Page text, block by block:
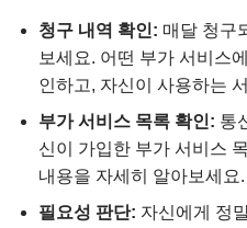
청구 내역 확인: 매달 청구
보세요. 어떤 부가 서비스
인하고, 자신이 사용하는
부가 서비스 목록 확인: 통
신이 가입한 부가 서비스
내용을 자세히 알아보세요.
필요성 판단: 자신에게 정